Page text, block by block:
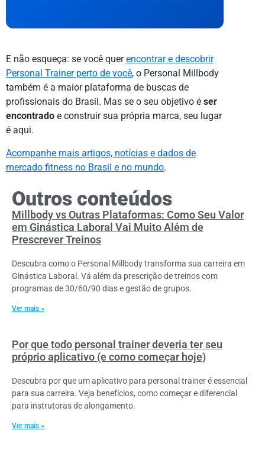
E não esqueça: se você querencontrar e descobrir
Personal Trainer perto de você, o Personal Millbody
também é a maior plataforma de buscas de
profissionais do Brasil. Mas se o seu objetivo é ser
encontrado e construir sua própria marca, seu lugar
é aqui.
Acompanhe mais artigos, notícias e dados de
mercado fitness no Brasil e no mundo.
Outros conteúdos
Millbody vs Outras Plataformas: Como Seu Valor
em Ginástica Laboral Vai Muito Além de
Prescrever Treinos
Descubra como o Personal Millbody transforma sua carreira em
Ginástica Laboral. Vá além da prescrição de treinos com
programas de 30/60/90 dias e gestão de grupos.
Ver mais »
Por que todo personal trainer deveria ter seu
próprio aplicativo (e como começar hoje)
Descubra por que um aplicativo para personal trainer é essencial
para sua carreira. Veja benefícios, como começar e diferencial
para instrutoras de alongamento.
Ver mais »